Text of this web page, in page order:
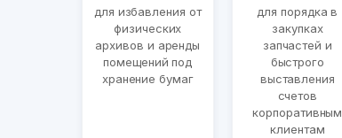
для избавления от
физических
архивов и аренды
помещений под
хранение бумаг
для порядка в
закупках
запчастей и
быстрого
выставления
счетов
корпоративным
клиентам